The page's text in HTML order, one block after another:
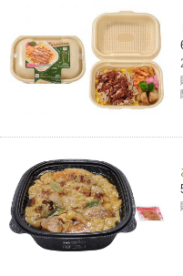
ニンテンドー・ダウンロー
ファクス
プリペイドサービス
スポーツ振興くじ
セブン銀行ATM
ご利用可能なお支払い方法
スマホプリペイド
レジでApple Accountにチャ
イープラス
CNプレイガイド
JTB
セブンネットショッピング
停電時のサービス停止のお知
貸借対照表・損益計算書
沿革
売上高、店舗数推移
セブン‐イレブンの海外事業
サステナビリティ推進体制
GREEN CHALLENGE 2050
サステナビリティニュース
サステナビリティレポート
店舗検索
お問い合わせ
English (Services)
中文[繁體字](服務)
简体中文(服务)
한국어(서비스)